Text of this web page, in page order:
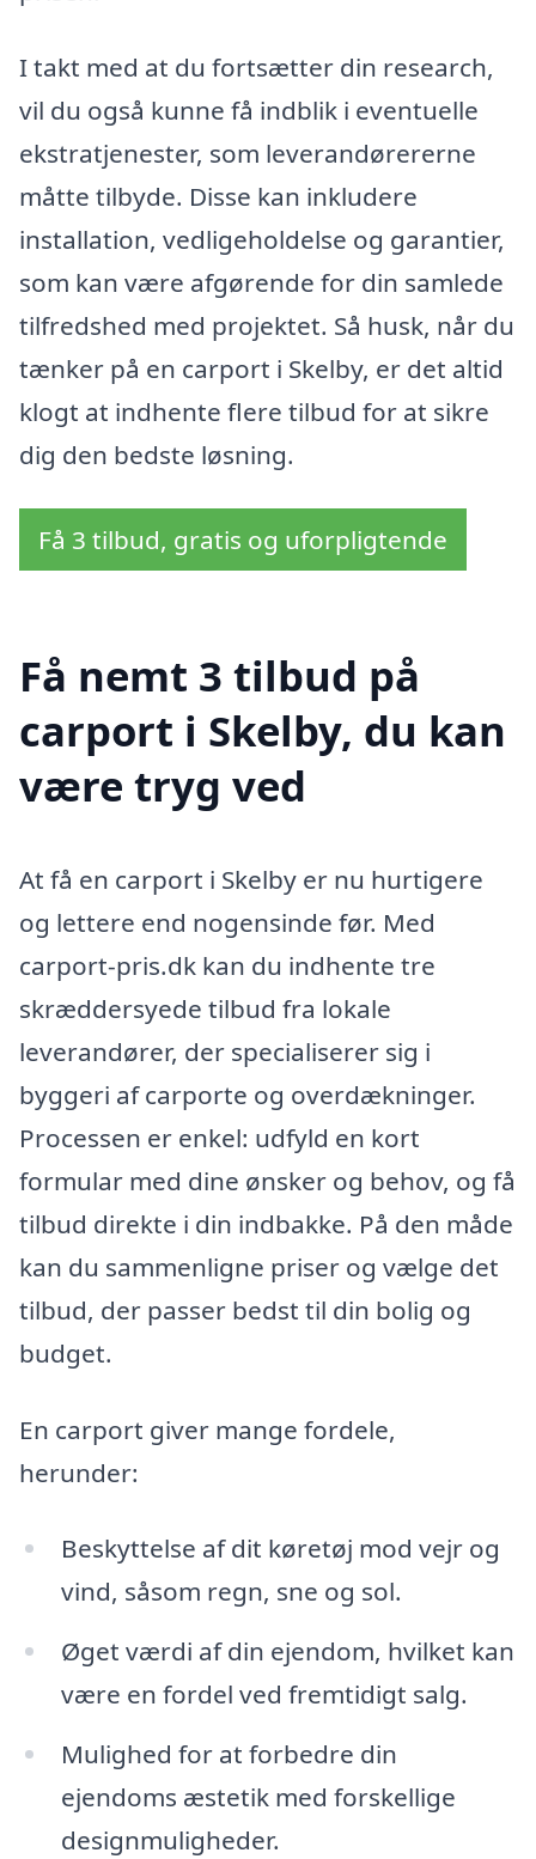
I takt med at du fortsætter din research,
vil du også kunne få indblik i eventuelle
ekstratjenester, som leverandørererne
måtte tilbyde. Disse kan inkludere
installation, vedligeholdelse og garantier,
som kan være afgørende for din samlede
tilfredshed med projektet. Så husk, når du
tænker på en carport i Skelby, er det altid
klogt at indhente flere tilbud for at sikre
dig den bedste løsning.
Få 3 tilbud, gratis og uforpligtende
Få nemt 3 tilbud på
carport i Skelby, du kan
være tryg ved
At få en carport i Skelby er nu hurtigere
og lettere end nogensinde før. Med
carport-pris.dk kan du indhente tre
skræddersyede tilbud fra lokale
leverandører, der specialiserer sig i
byggeri af carporte og overdækninger.
Processen er enkel: udfyld en kort
formular med dine ønsker og behov, og få
tilbud direkte i din indbakke. På den måde
kan du sammenligne priser og vælge det
tilbud, der passer bedst til din bolig og
budget.
En carport giver mange fordele,
herunder:
Beskyttelse af dit køretøj mod vejr og
vind, såsom regn, sne og sol.
Øget værdi af din ejendom, hvilket kan
være en fordel ved fremtidigt salg.
Mulighed for at forbedre din
ejendoms æstetik med forskellige
designmuligheder.